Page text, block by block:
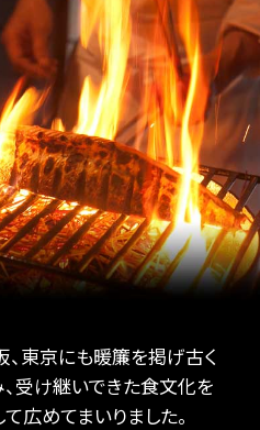
、東京にも暖簾を掲げ古く
受け継いできた食文化を
広めてまいりました。